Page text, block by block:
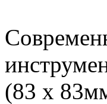
(83 х